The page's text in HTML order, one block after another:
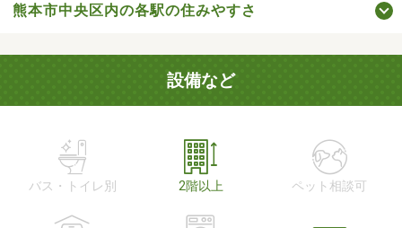
熊本市中央区内の各駅の住みやすさ
設備など
バス・トイレ別 2階以上 ペット相談可